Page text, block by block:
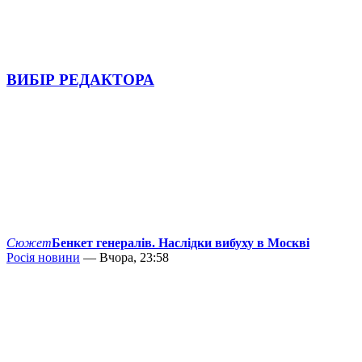
ВИБІР РЕДАКТОРА
СюжетБенкет генералів. Наслідки вибуху в Москві
Росія новини — Вчора, 23:58